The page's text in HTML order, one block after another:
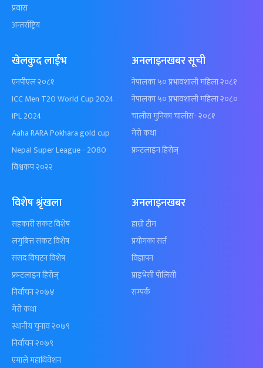
प्रवास
अन्तर्राष्ट्रिय
खेलकुद लाईभ
एनपीएल २०८१
ICC Men T20 World Cup 2024
IPL 2024
Aaha RARA Pokhara gold cup
Nepal Super League - 2080
विश्वकप २०२२
अनलाइनखबर सूची
नेपालका ५० प्रभावशाली महिला २०८१
नेपालका ५० प्रभावशाली महिला २०८०
चालीस मुनिका चालीस- २०८१
मेरो कथा
फ्रन्टलाइन हिरोज्
विशेष श्रृंखला
सहकारी संकट विशेष
लगुबित्त संकट विशेष
संसद विघटन विशेष
फ्रन्टलाइन हिरोज्
निर्वाचन २०७४
मेरो कथा
स्थानीय चुनाव २०७९
निर्वाचन २०७९
एमाले महाधिवेशन
अनलाइनखबर
हाम्रो टीम
प्रयोगका सर्त
विज्ञापन
प्राइभेसी पोलिसी
सम्पर्क